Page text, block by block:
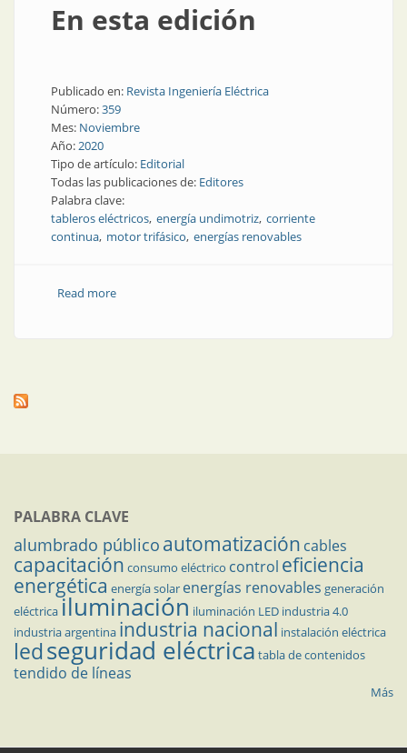
En esta edición
Publicado en: Revista Ingeniería Eléctrica
Número:359
Mes: Noviembre
Año:2020
Tipo de artículo: Editorial
Todas las publicaciones de: Editores
Palabra clave:
tableros eléctricos energía undimotriz corriente
continua motor trifásico energías renovables
Read moreabout En esta edición
PALABRA CLAVE
alumbrado público automatización cables
capacitación consumo eléctrico control eficiencia
energética energía solar energías renovables generación
eléctricailuminación iluminación LED industria 4.0
industria argentina industria nacional instalación eléctrica
ledseguridad eléctrica tabla de contenidos
tendido de líneas
Más